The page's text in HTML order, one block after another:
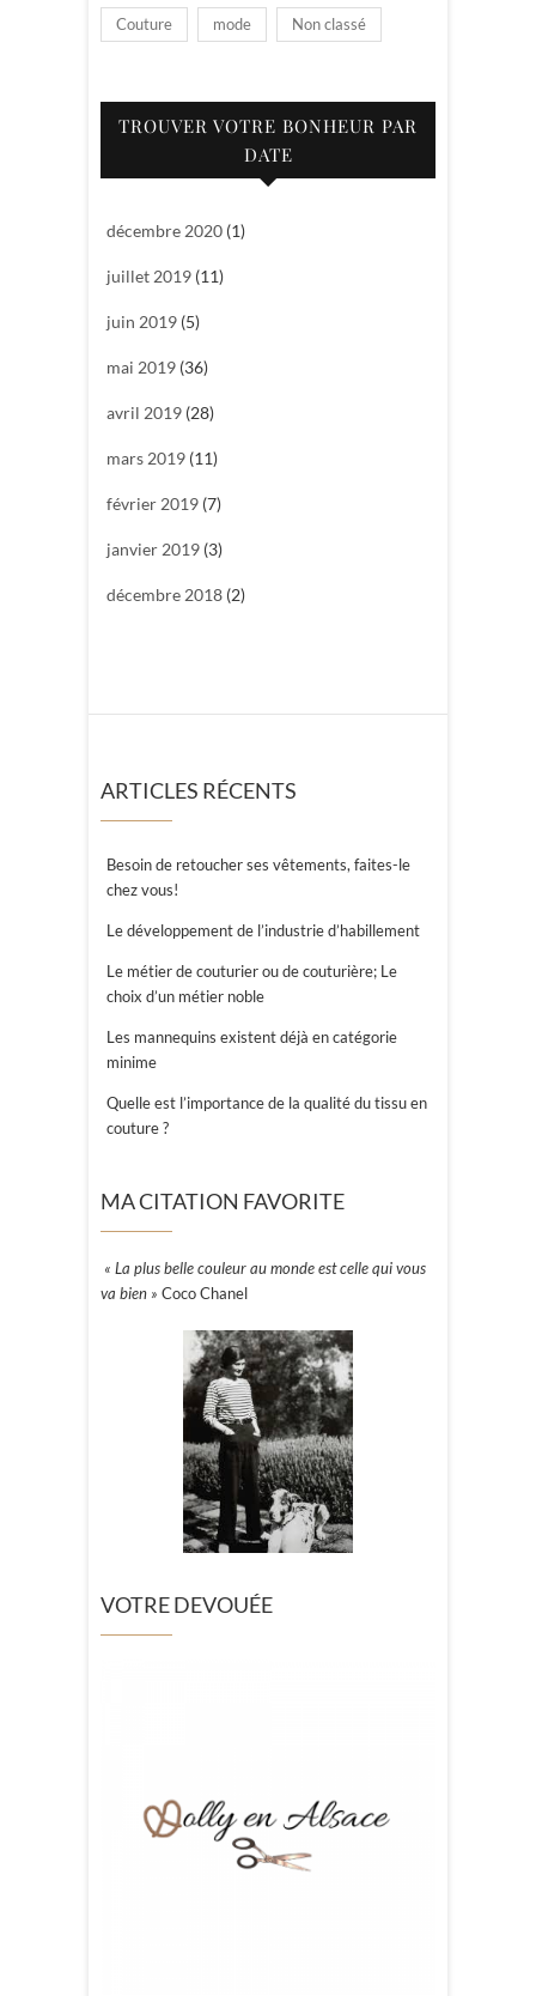
Couture mode Non classé
TROUVER VOTRE BONHEUR PAR
DATE
décembre 2020 (1)
juillet 2019 (11)
juin 2019 (5)
mai 2019 (36)
avril 2019 (28)
mars 2019 (11)
février 2019 (7)
janvier 2019 (3)
décembre 2018 (2)
ARTICLES RÉCENTS
Besoin de retoucher ses vêtements, faites-le
chez vous!
Le développement de l’industrie d’habillement
Le métier de couturier ou de couturière; Le
choix d’un métier noble
Les mannequins existent déjà en catégorie
minime
Quelle est l’importance de la qualité du tissu en
couture ?
MA CITATION FAVORITE
« La plus belle couleur au monde est celle qui vous
va bien » Coco Chanel
VOTRE DEVOUÉE